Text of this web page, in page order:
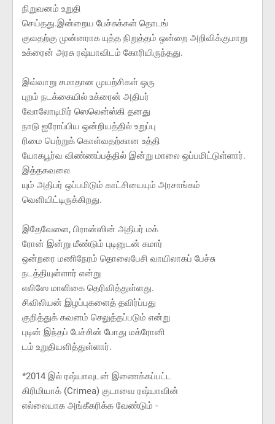
நிறுவனம் உறுதி
செய்தது.இன்றைய பேச்சுக்கள் தொடங்
குவதற்கு முன்னராக யுத்த நிறுத்தம் ஒன்றை அறிவிக்குமாறு
உக்ரைன் அரசு ரஷ்யாவிடம் கோரியிருந்தது.
இவ்வாறு சமாதான முயற்சிகள் ஒரு
புறம் நடக்கையில் உக்ரைன் அதிபர்
வோலோடிமிர் ஸெலென்ஸ்கி தனது
நாடு ஐரோப்பிய ஒன்றியத்தில் உறுப்பு
ரிமை பெற்றுக் கொள்வதற்கான உத்தி
யோகபூர்வ விண்ணப்பத்தில் இன்று மாலை ஒப்பமிட்டுள்ளார்.
இத்தகவலை
யும் அதிபர் ஒப்பமிடும் காட்சியையும் அரசாங்கம்
வெளியிட்டிருக்கிறது.
இதேவேளை, பிரான்ஸின் அதிபர் மக்
ரோன் இன்று மீண்டும் புடினுடன் சுமார்
ஒன்றரை மணிநேரம் தொலைபேசி வாயிலாகப் பேச்சு
நடத்தியுள்ளார் என்று
எலிஸே மாளிகை தெரிவித்துள்ளது.
சிவிலியன் இழப்புகளைத் தவிர்ப்பது
குறித்துக் கவனம் செலுத்தப்படும் என்று
புடின் இந்தப் பேச்சின் போது மக்ரோனி
டம் உறுதியளித்துள்ளார்.
*2014 இல் ரஷ்யாவுடன் இணைக்கப்பட்ட
கிரிமியாக் (Crimea) குடாவை ரஷ்யாவின்
எல்லையாக அங்கீகரிக்க வேண்டும் -